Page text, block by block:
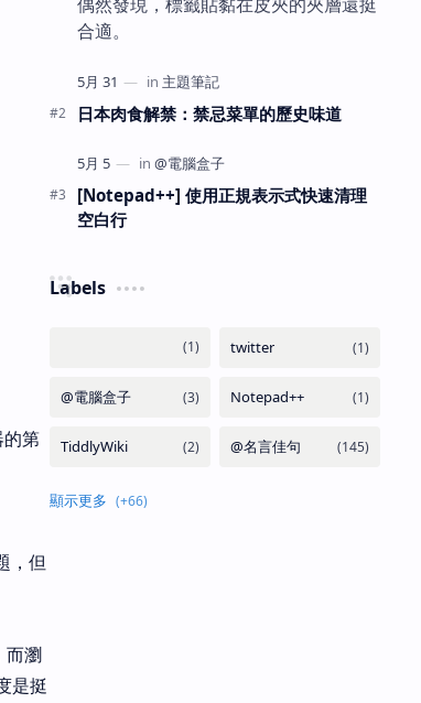
第
，但
而瀏
是挺
合適。
日本肉食解禁：禁忌菜單的歷史味道
[Notepad++] 使用正規表示式快速清理
空白行
Labels